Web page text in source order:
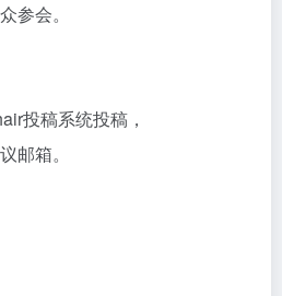
参会。
投稿系统投稿，
邮箱。